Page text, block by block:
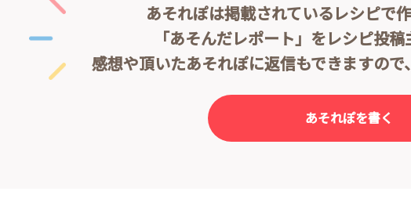
あそれぽは掲載されているレシピで
「あそんだレポート」をレシピ投稿
感想や頂いたあそれぽに返信もできますので
あそれぽを書く